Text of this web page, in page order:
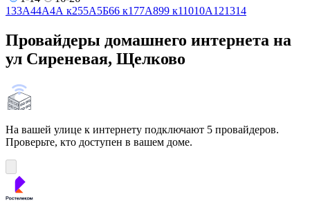
133А44А4А к255А5Б66 к1 77А899 к11010А121314
Провайдеры домашнего интернета на
ул Сиреневая, Щелково
На вашей улице к интернету подключают 5 провайдеров.
Проверьте, кто доступен в вашем доме.